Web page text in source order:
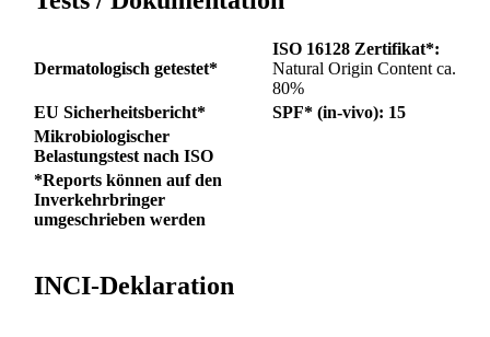
Dermatologisch getestet*
ISO 16128 Zertifikat*:
Natural Origin Content ca.
80%
EU Sicherheitsbericht*
SPF* (in-vivo): 15
Mikrobiologischer
Belastungstest nach ISO
*Reports können auf den
Inverkehrbringer
umgeschrieben werden
INCI-Deklaration